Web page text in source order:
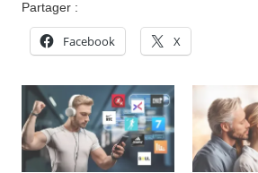
Partager :
Facebook X